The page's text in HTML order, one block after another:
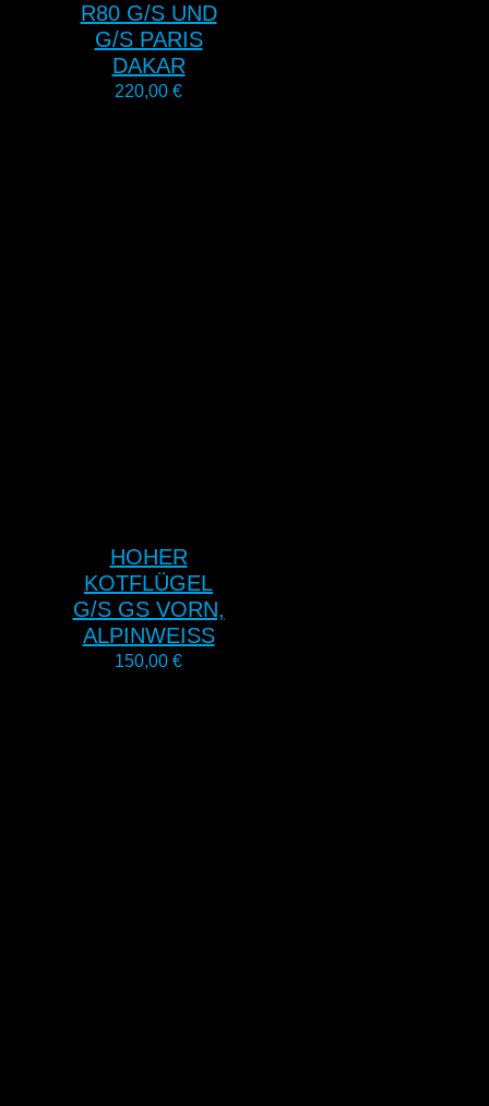
R80 G/S UND
G/S PARIS
DAKAR
220,00 €
HOHER
KOTFLÜGEL
G/S GS VORN,
ALPINWEISS
150,00 €